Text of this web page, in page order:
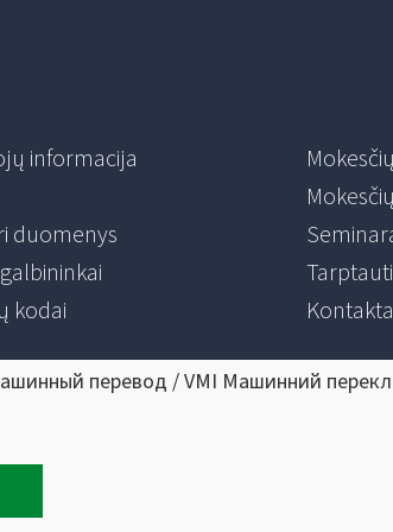
informacija
duomenys
kodai
перевод / VMI Машинний